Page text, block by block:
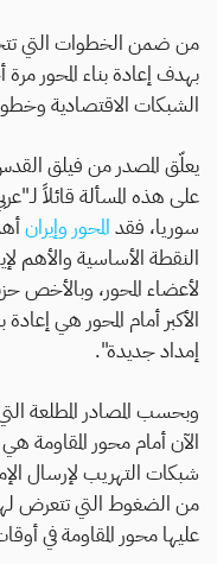
من ضمن الخطوات التي
بهدف إعادة بناء المحور
الشبكات الاقتصادية
يعلّق المصدر من فيلق
على هذه المسألة قائلاً
سوريا، فقد المحور وإيران
النقطة الأساسية والأهم
لأعضاء المحور، وبالأخص
الأكبر أمام المحور هي
إمداد جديدة".
وبحسب المصادر المطلعة
الآن أمام محور المقاومة
شبكات التهريب لإرسال
من الضغوط التي تتعرض
عليها محور المقاومة في
الاسم